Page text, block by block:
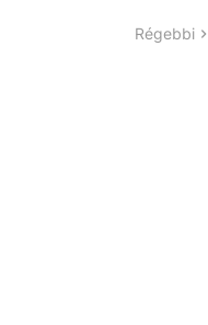
Régebbi